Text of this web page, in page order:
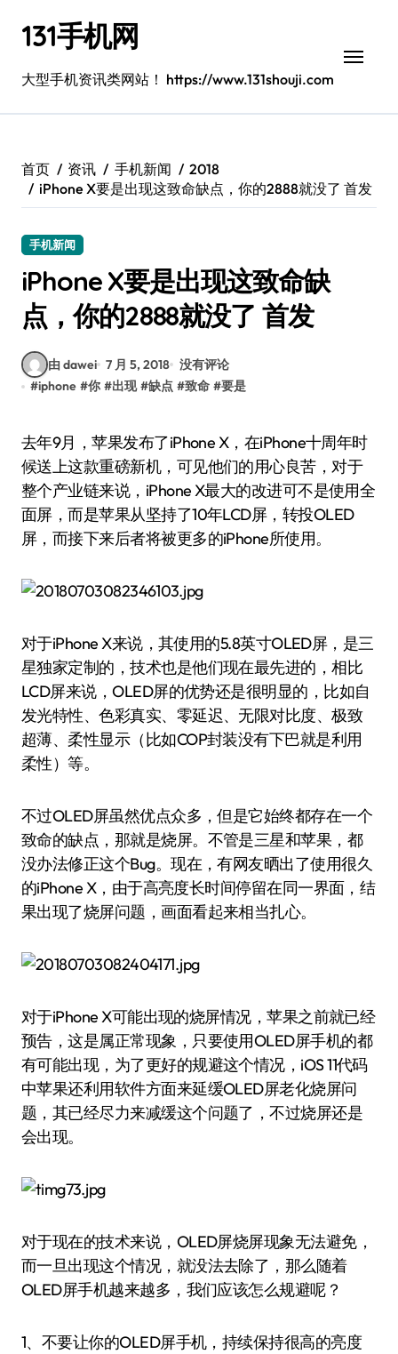
131手机网
大型手机资讯类网站！ https://www.131shouji.com
首页 资讯 手机新闻
2018
iPhone X要是出现这致命缺点，你的2888就没了 首发
手机新闻
iPhone X要是出现这致命缺
点，你的2888就没了 首发
由 dawei 7 月 5, 2018 没有评论
#iphone #你 #出现 #缺点 #致命 #要是
去年9月，苹果发布了iPhone X，在iPhone十周年时
候送上这款重磅新机，可见他们的用心良苦，对于
整个产业链来说，iPhone X最大的改进可不是使用全
面屏，而是苹果从坚持了10年LCD屏，转投OLED
屏，而接下来后者将被更多的iPhone所使用。
对于iPhone X来说，其使用的5.8英寸OLED屏，是三
星独家定制的，技术也是他们现在最先进的，相比
LCD屏来说，OLED屏的优势还是很明显的，比如自
发光特性、色彩真实、零延迟、无限对比度、极致
超薄、柔性显示（比如COP封装没有下巴就是利用
柔性）等。
不过OLED屏虽然优点众多，但是它始终都存在一个
致命的缺点，那就是烧屏。不管是三星和苹果，都
没办法修正这个Bug。现在，有网友晒出了使用很久
的iPhone X，由于高亮度长时间停留在同一界面，结
果出现了烧屏问题，画面看起来相当扎心。
对于iPhone X可能出现的烧屏情况，苹果之前就已经
预告，这是属正常现象，只要使用OLED屏手机的都
有可能出现，为了更好的规避这个情况，iOS 11代码
中苹果还利用软件方面来延缓OLED屏老化烧屏问
题，其已经尽力来减缓这个问题了，不过烧屏还是
会出现。
对于现在的技术来说，OLED屏烧屏现象无法避免，
而一旦出现这个情况，就没法去除了，那么随着
OLED屏手机越来越多，我们应该怎么规避呢？
1、不要让你的OLED屏手机，持续保持很高的亮度